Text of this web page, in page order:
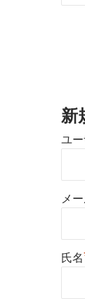
新
ユ
メ
氏名